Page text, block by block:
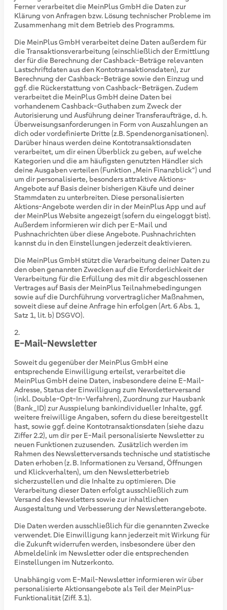
Ferner verarbeitet die MeinPlus GmbH die Daten zur
Klärung von Anfragen bzw. Lösung technischer Probleme im
Zusammenhang mit dem Betrieb des Programms.
Die MeinPlus GmbH verarbeitet deine Daten außerdem für
die Transaktionsverarbeitung (einschließlich der Ermittlung
der für die Berechnung der Cashback-Beträge relevanten
Lastschriftdaten aus den Kontotransaktionsdaten), zur
Berechnung der Cashback-Beträge sowie den Einzug und
ggf. die Rückerstattung von Cashback-Beträgen. Zudem
verarbeitet die MeinPlus GmbH deine Daten bei
vorhandenem Cashback-Guthaben zum Zweck der
Autorisierung und Ausführung deiner Transferaufträge, d. h.
Überweisungsanforderungen in Form von Auszahlungen an
dich oder vordefinierte Dritte (z.B. Spendenorganisationen).
Darüber hinaus werden deine Kontotransaktionsdaten
verarbeitet, um dir einen Überblick zu geben, auf welche
Kategorien und die am häufigsten genutzten Händler sich
deine Ausgaben verteilen (Funktion „Mein Finanzblick“) und
um dir personalisierte, besonders attraktive Aktions-
Angebote auf Basis deiner bisherigen Käufe und deiner
Stammdaten zu unterbreiten. Diese personalisierten
Aktions-Angebote werden dir in der MeinPlus App und auf
der MeinPlus Website angezeigt (sofern du eingeloggt bist).
Außerdem informieren wir dich per E-Mail und
Pushnachrichten über diese Angebote. Pushnachrichten
kannst du in den Einstellungen jederzeit deaktivieren.
Die MeinPlus GmbH stützt die Verarbeitung deiner Daten zu
den oben genannten Zwecken auf die Erforderlichkeit der
Verarbeitung für die Erfüllung des mit dir abgeschlossenen
Vertrages auf Basis der MeinPlus Teilnahmebedingungen
sowie auf die Durchführung vorvertraglicher Maßnahmen,
soweit diese auf deine Anfrage hin erfolgen (Art. 6 Abs. 1,
Satz 1, lit. b) DSGVO).
E-Mail-Newsletter
Soweit du gegenüber der MeinPlus GmbH eine
entsprechende Einwilligung erteilst, verarbeitet die
MeinPlus GmbH deine Daten, insbesondere deine E-Mail-
Adresse, Status der Einwilligung zum Newsletterversand
(inkl. Double-Opt-In-Verfahren), Zuordnung zur Hausbank
(Bank_ID) zur Ausspielung bankindividueller Inhalte, ggf.
weitere freiwillige Angaben, sofern du diese bereitgestellt
hast, sowie ggf. deine Kontotransaktionsdaten (siehe dazu
Ziffer 2.2), um dir per E-Mail personalisierte Newsletter zu
neuen Funktionen zuzusenden. Zusätzlich werden im
Rahmen des Newsletterversands technische und statistische
Daten erhoben (z. B. Informationen zu Versand, Öffnungen
und Klickverhalten), um den Newsletterbetrieb
sicherzustellen und die Inhalte zu optimieren. Die
Verarbeitung dieser Daten erfolgt ausschließlich zum
Versand des Newsletters sowie zur inhaltlichen
Ausgestaltung und Verbesserung der Newsletterangebote.
Die Daten werden ausschließlich für die genannten Zwecke
verwendet. Die Einwilligung kann jederzeit mit Wirkung für
die Zukunft widerrufen werden, insbesondere über den
Abmeldelink im Newsletter oder die entsprechenden
Einstellungen im Nutzerkonto.
Unabhängig vom E-Mail-Newsletter informieren wir über
personalisierte Aktionsangebote als Teil der MeinPlus-
Funktionalität (Ziff. 3.1).